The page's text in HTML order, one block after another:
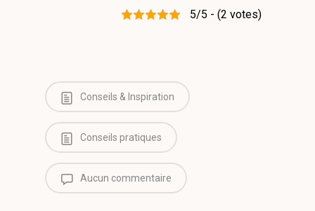
5/5 - (2 votes)
Conseils & Inspiration
Conseils pratiques
Aucun commentaire